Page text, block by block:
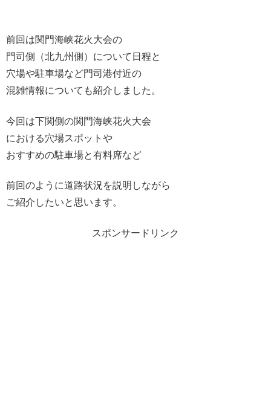
前回は関門海峡花火大会の
門司側（北九州側）について日程と
穴場や駐車場など門司港付近の
混雑情報についても紹介しました。
今回は下関側の関門海峡花火大会
における穴場スポットや
おすすめの駐車場と有料席など
前回のように道路状況を説明しながら
ご紹介したいと思います。
スポンサードリンク